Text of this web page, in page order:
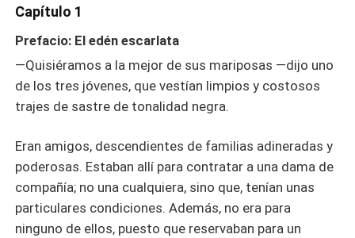
Capítulo 1
Prefacio: El edén escarlata
—Quisiéramos a la mejor de sus mariposas —dijo uno
de los tres jóvenes, que vestían limpios y costosos
trajes de sastre de tonalidad negra.
Eran amigos, descendientes de familias adineradas y
poderosas. Estaban allí para contratar a una dama de
compañía; no una cualquiera, sino que, tenían unas
particulares condiciones. Además, no era para
ninguno de ellos, puesto que reservaban para un